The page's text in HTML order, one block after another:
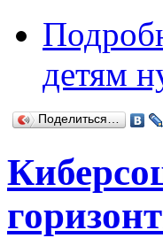
детям
Поделиться…